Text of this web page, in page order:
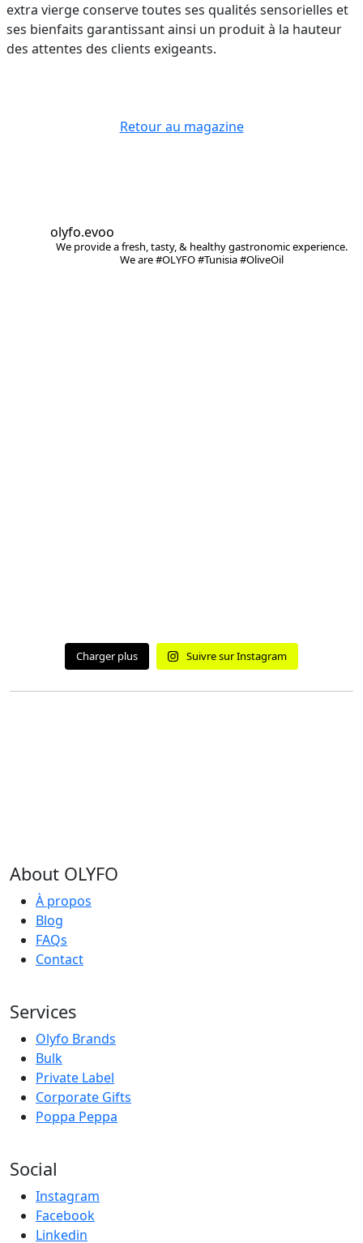
extra vierge conserve toutes ses qualités sensorielles et
ses bienfaits garantissant ainsi un produit à la hauteur
des attentes des clients exigeants.
Retour au magazine
olyfo.evoo
We provide a fresh, tasty, & healthy gastronomic experience.
We are #OLYFO #Tunisia #OliveOil
Charger plus Suivre sur Instagram
About OLYFO
À propos
Blog
FAQs
Contact
Services
Olyfo Brands
Bulk
Private Label
Corporate Gifts
Poppa Peppa
Social
Instagram
Facebook
Linkedin